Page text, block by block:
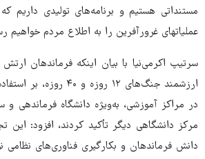
مستنداتی هستیم و برنامه‌های تولیدی داریم
عملیاتهای غرورآفرین را به اطلاع مردم خواهیم
سرتیپ اکرمی‌نیا با بیان اینکه فرماندهان
ارزشمند جنگ‌های ۱۲ روزه
مرکز دانشگاهی دیگر تأکید کردند، افزود: این
دانش فرماندهان و بکارگیری فناوری‌های نظامی